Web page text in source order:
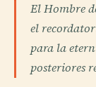
El Hombre
el
para la
posteriores